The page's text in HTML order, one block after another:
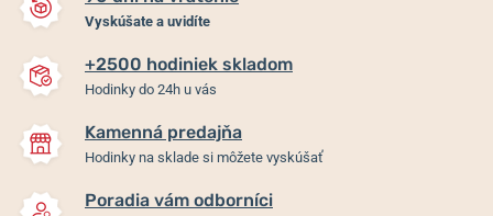
Vyskúšate a uvidíte
+2500 hodiniek skladom
Hodinky do 24h u vás
Kamenná predajňa
Hodinky na sklade si môžete vyskúšať
Poradia vám odborníci